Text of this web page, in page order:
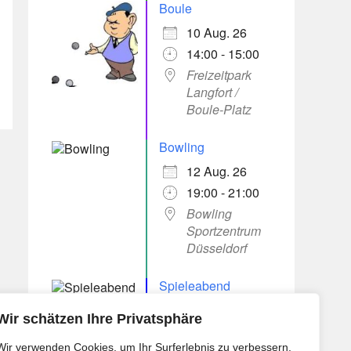
schätzen Ihre Privatsphäre
verwenden Cookies, um Ihr Surferlebnis zu verbessern,
Boule
10 Aug. 26
14:00 - 15:00
Freizeitpark
Langfort /
Boule-Platz
Bowling
12 Aug. 26
19:00 - 21:00
Bowling
Sportzentrum
Düsseldorf
Spieleabend
13 Aug. 26